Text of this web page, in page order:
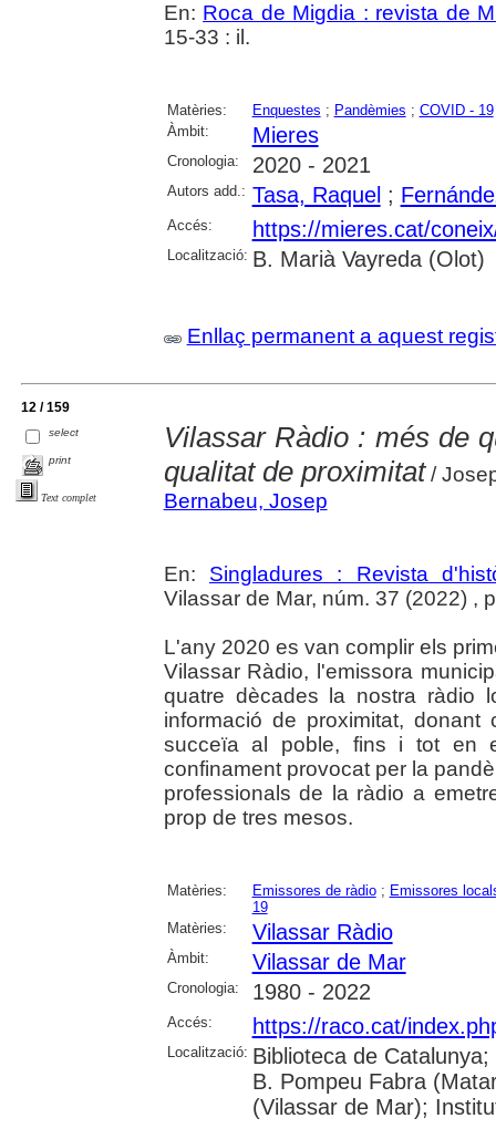
En: Roca de Migdia : revista de
15-33 : il.
Matèries: Enquestes ; Pandèmies ; COVID - 19
Àmbit:
Mieres
Cronologia: 2020 - 2021
Autors add.: Tasa, Raquel ;
Accés: https://mieres.cat/
Localització: B. Marià Vayreda (Olot)
Enllaç permanent a aquest
12 / 159
select
print
Text complet
Vilassar Ràdio : més de
qualitat de proximitat/
Bernabeu, Josep
En: Singladures : Revista
Vilassar de Mar, núm. 37 (2022) ,
L'any 2020 es van complir els
Vilassar Ràdio, l'emissora
quatre dècades la nostra
informació de proximitat,
succeïa al poble, fins i tot en
confinament provocat per la
professionals de la ràdio a
prop de tres mesos.
Matèries: Emissores de ràdio; Emissores
19
Matèries:
Vilassar Ràdio
Àmbit: Vilassar de Mar
Cronologia: 1980 - 2022
Accés: https://raco.cat/
Localització: Biblioteca de
B. Pompeu Fabra
(Vilassar de Mar);